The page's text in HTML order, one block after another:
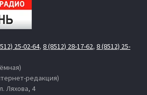
25-02-64, 8 (8512) 28-17-62, 8 (8512) 25-
редакция)
Ляхова, 4